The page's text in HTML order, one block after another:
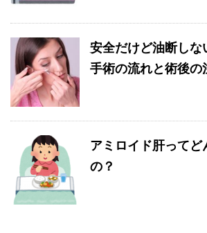
安全だけど油断しな
手術の流れと術後の
アミロイド肝ってど
の？